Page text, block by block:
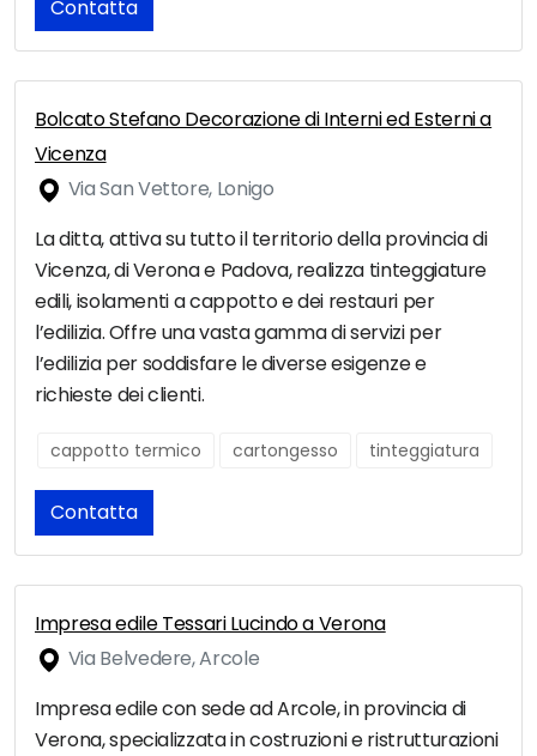
Contatta
Bolcato Stefano Decorazione di Interni ed Esterni a
Vicenza
Via San Vettore, Lonigo
La ditta, attiva su tutto il territorio della provincia di
Vicenza, di Verona e Padova, realizza tinteggiature
edili, isolamenti a cappotto e dei restauri per
l’edilizia. Offre una vasta gamma di servizi per
l’edilizia per soddisfare le diverse esigenze e
richieste dei clienti.
cappotto termico cartongesso tinteggiatura
Contatta
Impresa edile Tessari Lucindo a Verona
Via Belvedere, Arcole
Impresa edile con sede ad Arcole, in provincia di
Verona, specializzata in costruzioni e ristrutturazioni